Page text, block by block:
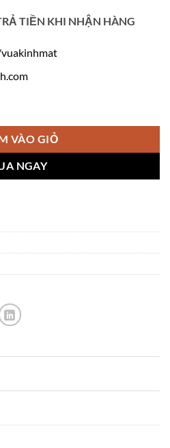
TIỀN KHI NHẬN HÀNG
VÀO GIỎ
NGAY